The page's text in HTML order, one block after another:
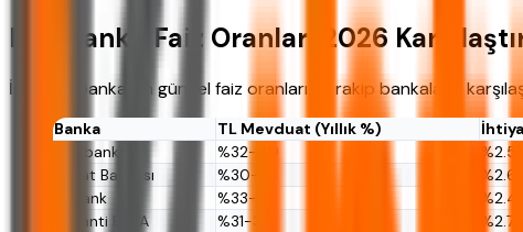
Fibabanka Faiz Oranları 2026
İşte Fibabanka'nın güncel faiz oranları ve rakip bankalarla
Banka TL Mevduat (Yıllık %)
Fibabanka
%32-40
Ziraat Bankası
%30-38
Akbank
%33-41
Garanti BBVA
%31-39